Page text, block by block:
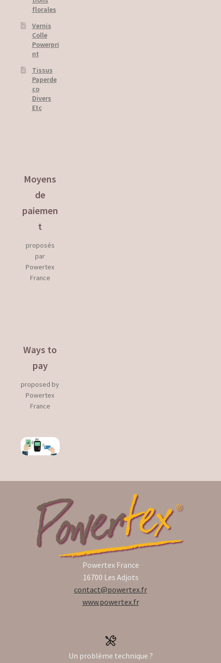
florales
Vernis
Colle
Powerpri
nt
Tissus
Paperde
co
Divers
Etc
Moyens
de
paiemen
t
proposés
par
Powertex
France
Ways to
pay
proposed by
Powertex
France
Powertex France
16700 Les Adjots
contact@powertex.fr
www.powertex.fr
Un problème technique ?